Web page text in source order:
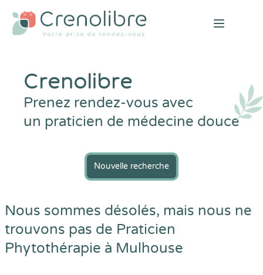
Open
Crenolibre
Prenez rendez-vous avec
un praticien de médecine douce
Nouvelle recherche
Nous sommes désolés, mais nous ne
trouvons pas de Praticien
Phytothérapie à Mulhouse